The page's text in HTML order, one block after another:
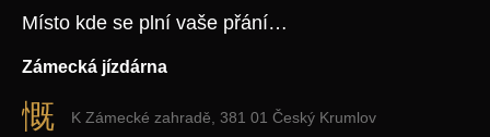
Místo kde se plní vaše přání…
Zámecká jízdárna
K Zámecké zahradě, 381 01 Český Krumlov